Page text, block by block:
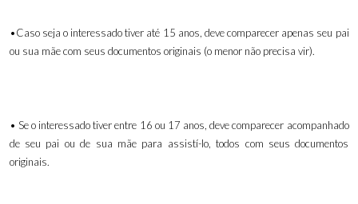
•Caso seja o interessado tiver até 15 anos, deve comparecer apenas seu pai
ou sua mãe com seus documentos originais (o menor não precisa vir).
• Se o interessado tiver entre 16 ou 17 anos, deve comparecer acompanhado
de seu pai ou de sua mãe para assistí-lo, todos com seus documentos
originais.